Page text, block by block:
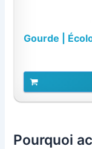
Gourde |
Pourquoi